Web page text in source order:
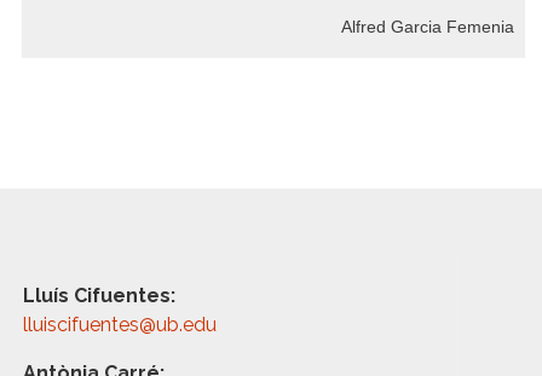
Alfred Garcia Femenia
Lluís Cifuentes:
lluiscifuentes@ub.edu